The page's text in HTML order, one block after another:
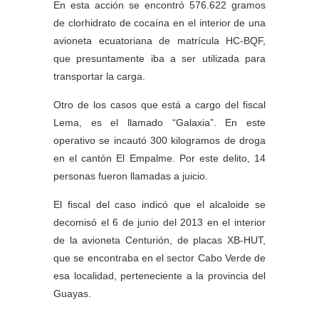
En esta acción se encontró 576.622 gramos
de clorhidrato de cocaína en el interior de una
avioneta ecuatoriana de matrícula HC-BQF,
que presuntamente iba a ser utilizada para
transportar la carga.
Otro de los casos que está a cargo del fiscal
Lema, es el llamado “Galaxia”. En este
operativo se incautó 300 kilogramos de droga
en el cantón El Empalme. Por este delito, 14
personas fueron llamadas a juicio.
El fiscal del caso indicó que el alcaloide se
decomisó el 6 de junio del 2013 en el interior
de la avioneta Centurión, de placas XB-HUT,
que se encontraba en el sector Cabo Verde de
esa localidad, perteneciente a la provincia del
Guayas.